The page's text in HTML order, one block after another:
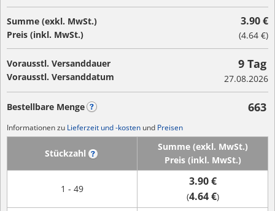
Summe (exkl. MwSt.)
Preis (inkl. MwSt.)
3.90 €
(4.64 €)
Vorausstl. Versanddauer
Vorausstl. Versanddatum
9 Tag
27.08.2026
Bestellbare Menge 663
Informationen zu Lieferzeit und -kosten und Preisen
Stückzahl
Summe (exkl. MwSt.)
Preis (inkl. MwSt.)
1 - 49
3.90 €
(4.64 €)